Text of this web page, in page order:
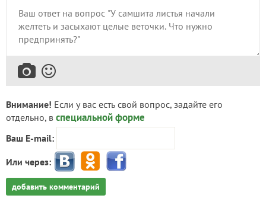
Внимание! Если у вас есть свой вопрос, задайте его
отдельно, в специальной форме
Ваш E-mail:
Или через:
добавить комментарий